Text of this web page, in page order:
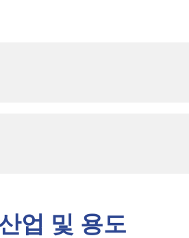
마찬가지로
업 및 용도